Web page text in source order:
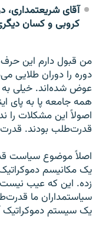
آقای شریعتمداری،
کروبی و کسان
من قبول دارم این
دوره را دوران طلایی
عوض شده‌اند. خیلی به
همه جامعه پا به پای
اصولاً این مشکلات را
قدرت‌طلب بودند.
اصلاً موضوع سیاست
یک مکانیسم
زده. این که عیب
سیاستمداران ما
یک سیستم دموکراتیک